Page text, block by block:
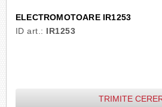
ELECTROMOTOARE IR1253
ID art.: IR1253
TRIMITE